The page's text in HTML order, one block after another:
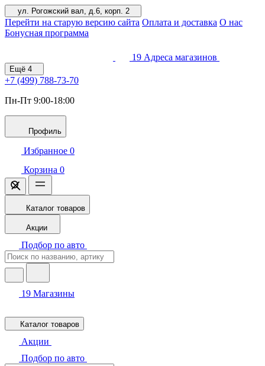
ул. Рогожский вал, д.6, корп. 2
Перейти на старую версию сайта Оплата и доставка О нас
Бонусная программа
19 Адреса магазинов
Ещё 4
+7 (499) 788-73-70
Пн-Пт 9:00-18:00
Профиль
Избранное 0
Корзина 0
Каталог товаров
Акции
Подбор по авто
19 Магазины
Каталог товаров
Акции
Подбор по авто